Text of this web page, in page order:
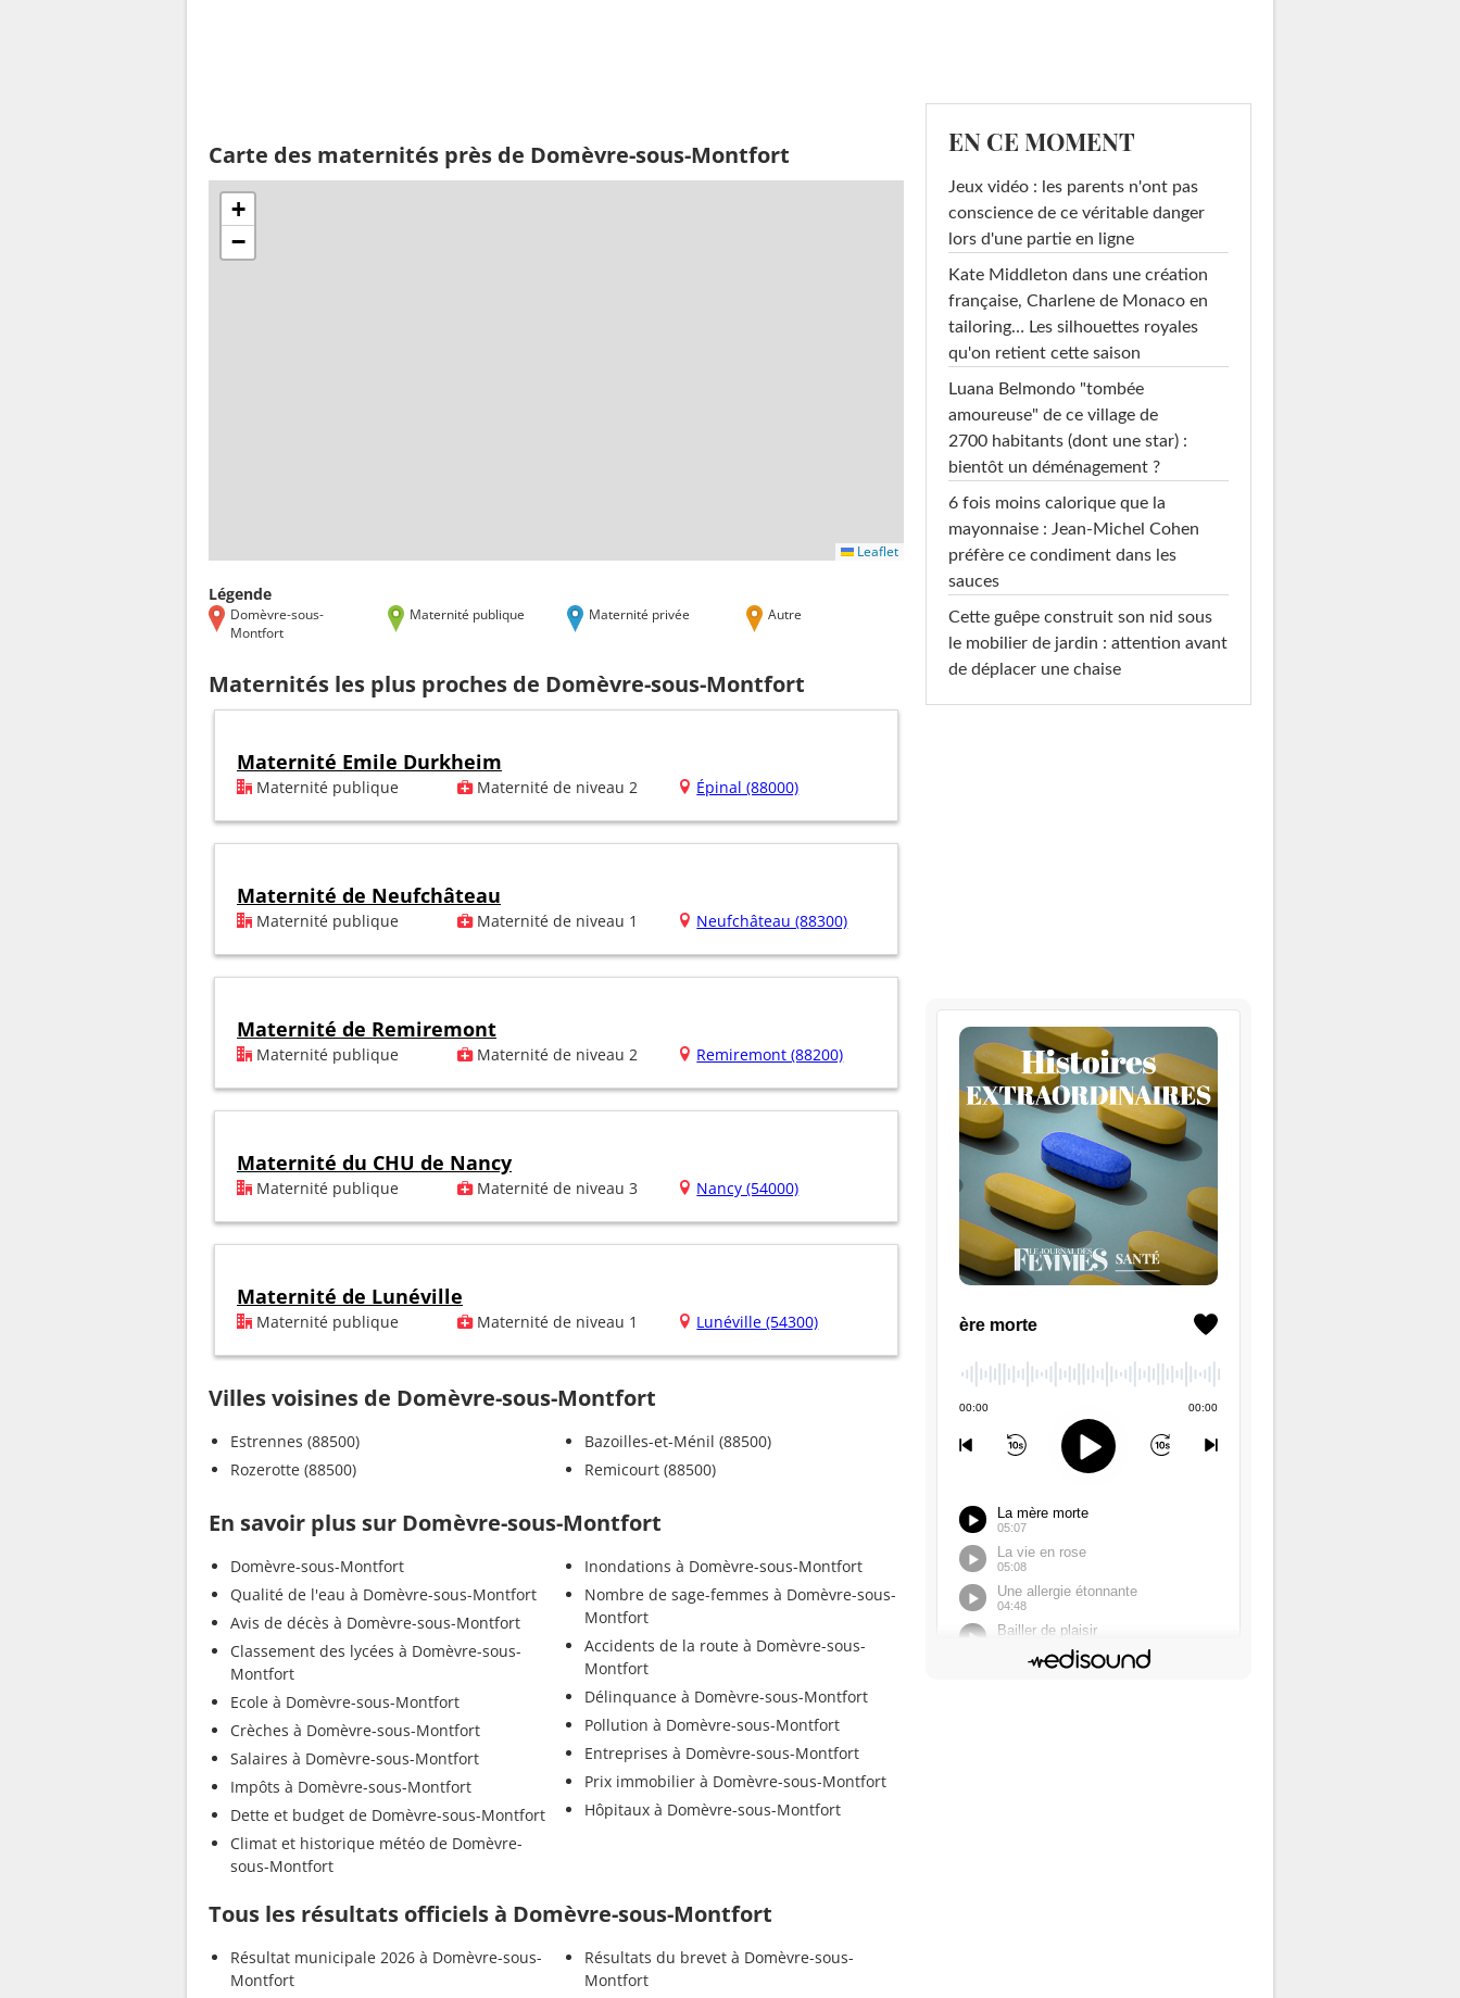
Carte des maternités près de Domèvre-sous-Montfort
+
−
Leaflet
Légende
Domèvre-sous-
Montfort
Maternité publique Maternité privée Autre
Maternités les plus proches de Domèvre-sous-Montfort
Maternité Emile Durkheim
Maternité publique Maternité de niveau 2 Épinal (88000)
Maternité de Neufchâteau
Maternité publique Maternité de niveau 1 Neufchâteau (88300)
Maternité de Remiremont
Maternité publique Maternité de niveau 2 Remiremont (88200)
Maternité du CHU de Nancy
Maternité publique Maternité de niveau 3 Nancy (54000)
Maternité de Lunéville
Maternité publique Maternité de niveau 1 Lunéville (54300)
Villes voisines de Domèvre-sous-Montfort
Estrennes (88500)
Rozerotte (88500)
Bazoilles-et-Ménil (88500)
Remicourt (88500)
En savoir plus sur Domèvre-sous-Montfort
Domèvre-sous-Montfort
Qualité de l'eau à Domèvre-sous-Montfort
Avis de décès à Domèvre-sous-Montfort
Classement des lycées à Domèvre-sous-
Montfort
Ecole à Domèvre-sous-Montfort
Crèches à Domèvre-sous-Montfort
Salaires à Domèvre-sous-Montfort
Impôts à Domèvre-sous-Montfort
Dette et budget de Domèvre-sous-Montfort
Climat et historique météo de Domèvre-
sous-Montfort
Inondations à Domèvre-sous-Montfort
Nombre de sage-femmes à Domèvre-sous-
Montfort
Accidents de la route à Domèvre-sous-
Montfort
Délinquance à Domèvre-sous-Montfort
Pollution à Domèvre-sous-Montfort
Entreprises à Domèvre-sous-Montfort
Prix immobilier à Domèvre-sous-Montfort
Hôpitaux à Domèvre-sous-Montfort
Tous les résultats officiels à Domèvre-sous-Montfort
Résultat municipale 2026 à Domèvre-sous-
Montfort
Résultats du brevet à Domèvre-sous-
Montfort
EN CE MOMENT
Jeux vidéo : les parents n'ont pas
conscience de ce véritable danger
lors d'une partie en ligne
Kate Middleton dans une création
française, Charlene de Monaco en
tailoring… Les silhouettes royales
qu'on retient cette saison
Luana Belmondo "tombée
amoureuse" de ce village de
2700 habitants (dont une star) :
bientôt un déménagement ?
6 fois moins calorique que la
mayonnaise : Jean-Michel Cohen
préfère ce condiment dans les
sauces
Cette guêpe construit son nid sous
le mobilier de jardin : attention avant
de déplacer une chaise